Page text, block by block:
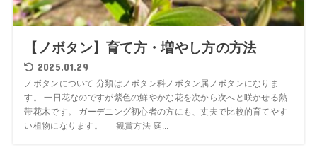
【ノボタン】育て方・増やし方の方法
2025.01.29
ノボタンについて 分類はノボタン科ノボタン属ノボタンになりま
す。 一日花なのですが紫色の鮮やかな花を次から次へと咲かせる熱
帯花木です。 ガーデニング初心者の方にも、丈夫で比較的育てやす
い植物になります。 観賞方法 庭...